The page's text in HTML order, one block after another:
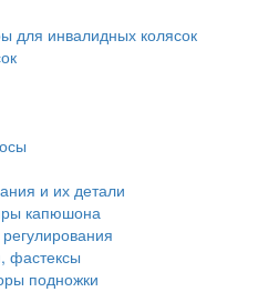
для инвалидных колясок
и их детали
капюшона
фастексы
подножки